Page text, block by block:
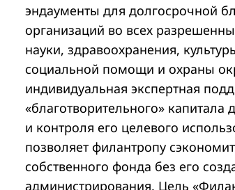
эндаументы для долгосрочной
организаций во всех
науки, здравоохранения,
социальной помощи и охраны
индивидуальная экспертная
«благотворительного»
и контроля его целевого
позволяет филантропу
собственного фонда без его
администрирования. Цель